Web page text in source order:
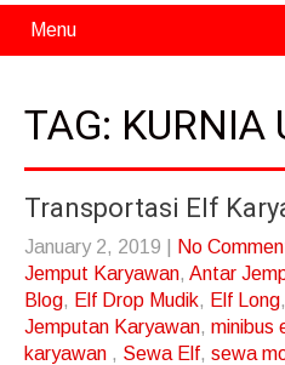
Menu
TAG: KURNIA
Transportasi Elf
January 2, 2019 No
Jemput Karyawan, Antar
Blog, Elf Drop Mudik, Elf Long,
Jemputan Karyawan, minibus
karyawan , Sewa Elf, sewa